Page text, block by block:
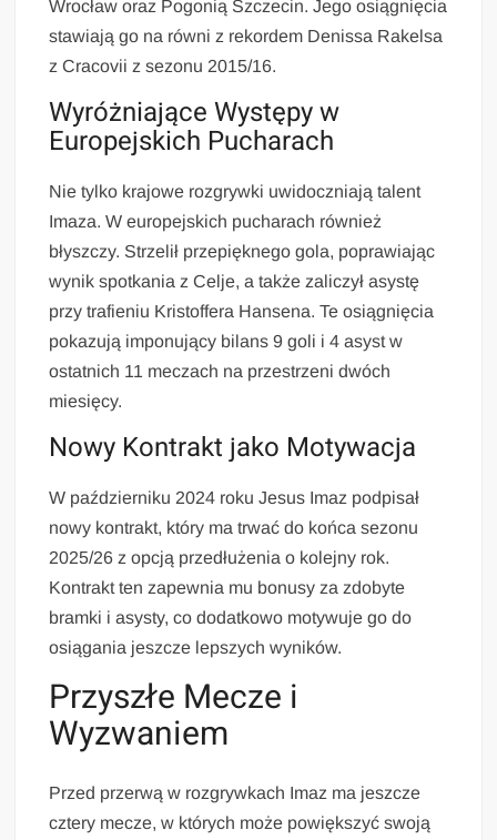
Wrocław oraz Pogonią Szczecin. Jego osiągnięcia
stawiają go na równi z rekordem Denissa Rakelsa
z Cracovii z sezonu 2015/16.
Wyróżniające Występy w
Europejskich Pucharach
Nie tylko krajowe rozgrywki uwidoczniają talent
Imaza. W europejskich pucharach również
błyszczy. Strzelił przepięknego gola, poprawiając
wynik spotkania z Celje, a także zaliczył asystę
przy trafieniu Kristoffera Hansena. Te osiągnięcia
pokazują imponujący bilans 9 goli i 4 asyst w
ostatnich 11 meczach na przestrzeni dwóch
miesięcy.
Nowy Kontrakt jako Motywacja
W październiku 2024 roku Jesus Imaz podpisał
nowy kontrakt, który ma trwać do końca sezonu
2025/26 z opcją przedłużenia o kolejny rok.
Kontrakt ten zapewnia mu bonusy za zdobyte
bramki i asysty, co dodatkowo motywuje go do
osiągania jeszcze lepszych wyników.
Przyszłe Mecze i
Wyzwaniem
Przed przerwą w rozgrywkach Imaz ma jeszcze
cztery mecze, w których może powiększyć swoją